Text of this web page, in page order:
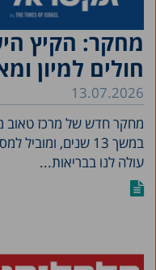
מחקר: הקיץ
חולים למיון
13.07.2026
מחקר חדש של מרכז טאוב
במשך 13 שנים,
עולה לנו בבריאות...